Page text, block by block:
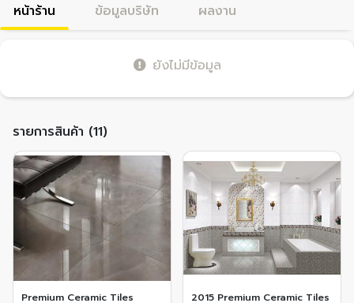
หน้าร้าน ข้อมูลบริษัท ผลงาน
ยังไม่มีข้อมูล
รายการสินค้า (11)
Premium Ceramic Tiles 2015 Premium Ceramic Tiles